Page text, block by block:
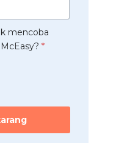
mencoba
*